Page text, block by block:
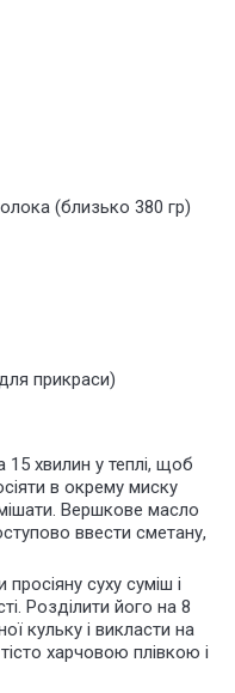
(близько 380 гр)
прикраси)
хвилин у теплі, щоб
в окрему миску
Вершкове масло
ввести сметану,
суху суміш і
Розділити його на 8
кульку і викласти на
харчовою плівкою і